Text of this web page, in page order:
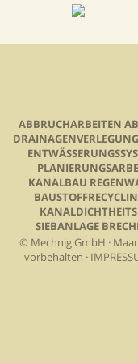
ABBRUCHARBEITEN
KANALBAU
SIEBANLAGE
© Mechnig GmbH ·
vorbehalten ·